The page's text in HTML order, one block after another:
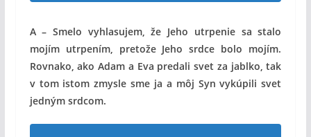
A – Smelo vyhlasujem, že Jeho utrpenie sa stalo
mojím utrpením, pretože Jeho srdce bolo mojím.
Rovnako, ako Adam a Eva predali svet za jablko, tak
v tom istom zmysle sme ja a môj Syn vykúpili svet
jedným srdcom.